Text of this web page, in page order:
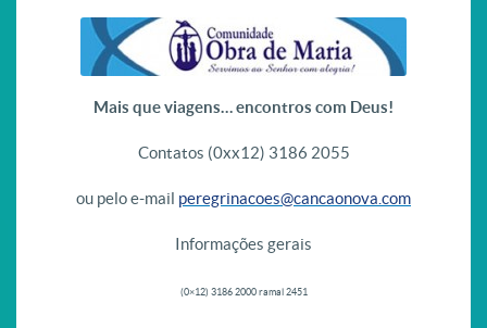
Mais que viagens… encontros com Deus!
Contatos (0xx12) 3186 2055
ou pelo e-mail peregrinacoes@cancaonova.com
Informações gerais
(0×12) 3186 2000 ramal 2451